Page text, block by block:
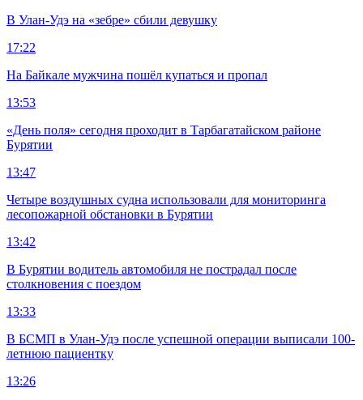
В Улан-Удэ на «зебре» сбили девушку
17:22
На Байкале мужчина пошёл купаться и пропал
13:53
«День поля» сегодня проходит в Тарбагатайском районе
Бурятии
13:47
Четыре воздушных судна использовали для мониторинга
лесопожарной обстановки в Бурятии
13:42
В Бурятии водитель автомобиля не пострадал после
столкновения с поездом
13:33
В БСМП в Улан-Удэ после успешной операции выписали 100-
летнюю пациентку
13:26